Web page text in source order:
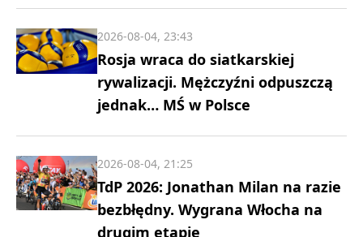
Rosja wraca do siatkarskiej
rywalizacji. Mężczyźni odpuszczą
jednak… MŚ w Polsce
2026-08-04, 23:43
TdP 2026: Jonathan Milan na razie
bezbłędny. Wygrana Włocha na
drugim etapie
2026-08-04, 21:25